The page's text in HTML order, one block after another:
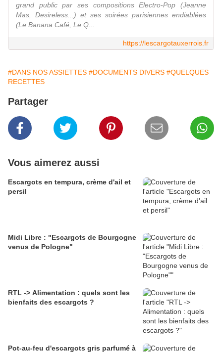
grand public par ses compositions Electro-Pop (Jeanne
Mas, Desireless...) et ses soirées parisiennes endiablées
(Le Banana Café, Le Q...
https://lescargotauxerrois.fr
#DANS NOS ASSIETTES #DOCUMENTS DIVERS #QUELQUES
RECETTES
Partager
Vous aimerez aussi
Escargots en tempura, crème d'ail et
persil
Midi Libre : "Escargots de Bourgogne
venus de Pologne"
RTL -> Alimentation : quels sont les
bienfaits des escargots ?
Pot-au-feu d'escargots gris parfumé à